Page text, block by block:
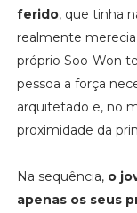
ferido, que tinha
realmente
próprio Soo-Won
pessoa a força
arquitetado e, no
proximidade da
Na sequência, o
apenas os seus